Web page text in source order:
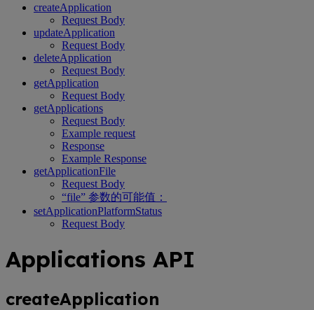
createApplication
Request Body
updateApplication
Request Body
deleteApplication
Request Body
getApplication
Request Body
getApplications
Request Body
Example request
Response
Example Response
getApplicationFile
Request Body
“file” 参数的可能值：
setApplicationPlatformStatus
Request Body
Applications API
createApplication